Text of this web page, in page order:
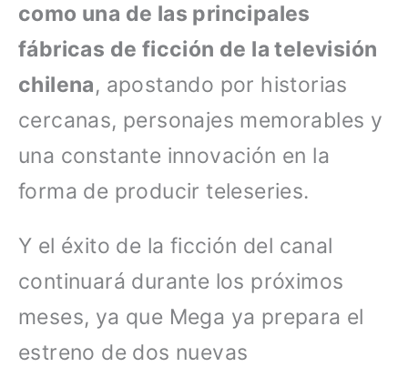
como una de las principales
fábricas de ficción de la televisión
chilena, apostando por historias
cercanas, personajes memorables y
una constante innovación en la
forma de producir teleseries.
Y el éxito de la ficción del canal
continuará durante los próximos
meses, ya que Mega ya prepara el
estreno de dos nuevas